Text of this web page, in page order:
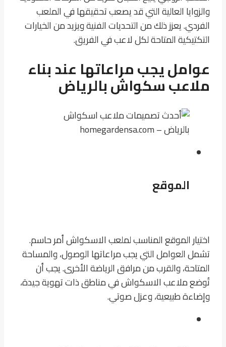
والزوايا العالية التي قد يصعب تحقيقها في الملعب
الفردي. يعزز ذلك من التحديات الفنية ويزيد من الخيارات
التكتيكية المتاحة لكل لاعب في الفريق.
عوامل يجب مراعاتها عند بناء
ملاعب سكواش بالرياض
الموقع
اختيار الموقع المناسب لملعب الاسكواش أمر حاسم.
تشمل العوامل التي يجب مراعاتها الوصول، والمساحة
المتاحة، والقرب من مرافق الرياضة الأخرى. يجب أن
تُوضع ملاعب الاسكواش في مناطق ذات تهوية جيدة،
وإضاءة طبيعية، وعزل صوتي.